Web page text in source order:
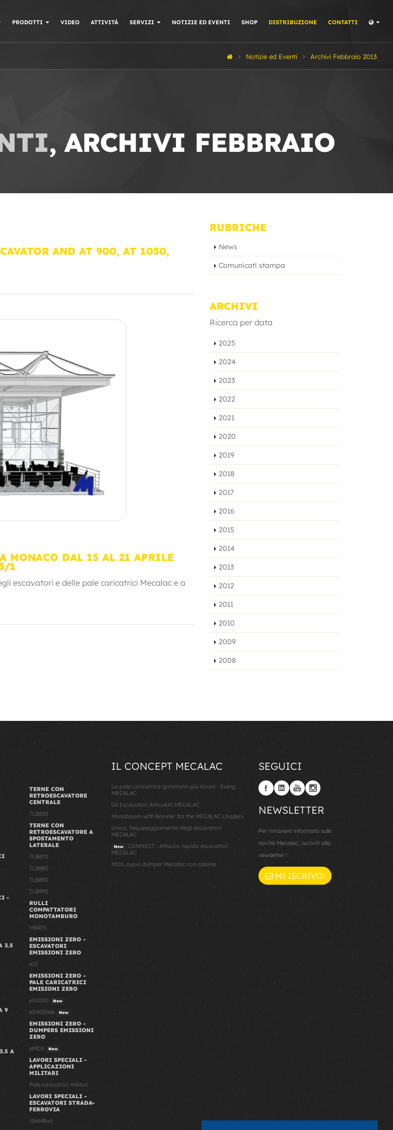
PRODOTTI VIDEO ATTIVITÀ SERVIZI NOTIZIE ED EVENTI SHOP DISTRIBUZIONE CONTATTI
Notizie ed Eventi Archivi Febbraio 2013
, ARCHIVI FEBBRAIO
AND AT 900, AT 1050,
MONACO DAL 15 AL 21 APRILE
1
escavatori e delle pale caricatrici Mecalac e a
RUBRICHE
News
Comunicati stampa
ARCHIVI
Ricerca per data
2025
2024
2023
2022
2021
2020
2019
2018
2017
2016
2015
2014
2013
2012
2011
2010
2009
2008
-
3.5
9
A
TERNE CON
RETROESCAVATORE
CENTRALE
TLB830
TERNE CON
RETROESCAVATORE A
SPOSTAMENTO
LATERALE
TLB870
TLB880
TLB890
TLB990
RULLI
COMPATTATORI
MONOTAMBURO
MBR71
EMISSIONI ZERO -
ESCAVATORI
EMISSIONI ZERO
e12
EMISSIONI ZERO -
PALE CARICATRICI
EMISIONI ZERO
eS1000
New
eS900tele New
EMISSIONI ZERO -
DUMPERS EMISSIONI
ZERO
eMDX
New
LAVORI SPECIALI -
APPLICAZIONI
MILITARI
Pale caricatrici militari
LAVORI SPECIALI -
ESCAVATORI STRADA-
FERROVIA
106MRail
IL CONCEPT MECALAC
La pala caricatrice gommata più sicura : Swing
MECALAC
Gli Escavatori Articolati MECALAC
Monoboom with Booster for the MECALAC Loaders
Unico, l'equipaggiamento degli escavatori
MECALAC
New
CONNECT : Attacco rapido escavatori
MECALAC
MDX, nuovi dumper Mecalac con cabina
SEGUICI
NEWSLETTER
Per rimanere informato sulle
novità Mecalac, iscriviti alla
newsletter !
MI ISCRIVO!